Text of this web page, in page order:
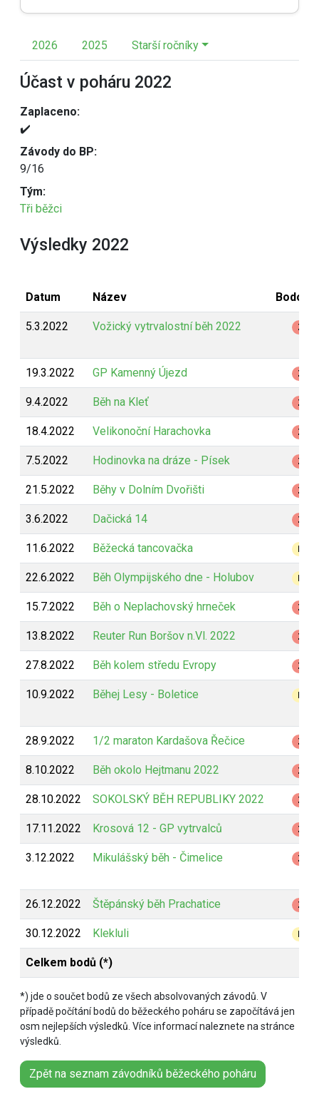
2026 2025 Starší ročníky
Účast v poháru 2022
Zaplaceno:
✔️
Závody do BP:
9/16
Tým:
Tři běžci
Výsledky 2022
Datum Název
5.3.2022 Vožický vytrvalostní běh 2022 Z
19.3.2022 GP Kamenný Újezd Z
9.4.2022 Běh na Kleť Z
18.4.2022 Velikonoční Harachovka Z
7.5.2022 Hodinovka na dráze - Písek Z
21.5.2022 Běhy v Dolním Dvořišti Z
3.6.2022 Dačická 14 Z
11.6.2022 Běžecká tancovačka
22.6.2022 Běh Olympijského dne - Holubov
15.7.2022 Běh o Neplachovský hrneček Z
13.8.2022 Reuter Run Boršov n.Vl. 2022 Z
27.8.2022 Běh kolem středu Evropy Z
10.9.2022 Běhej Lesy - Boletice
28.9.2022 1/2 maraton Kardašova Řečice Z
8.10.2022 Běh okolo Hejtmanu 2022 Z
28.10.2022 SOKOLSKÝ BĚH REPUBLIKY 2022 Z
17.11.2022 Krosová 12 - GP vytrvalců Z
3.12.2022 Mikulášský běh - Čimelice Z
26.12.2022 Štěpánský běh Prachatice Z
30.12.2022 Klekluli
Celkem bodů (*)
*) jde o součet bodů ze všech absolvovaných závodů. V
případě počítání bodů do běžeckého poháru se započítává jen
osm nejlepších výsledků. Více informací naleznete na stránce
výsledků.
Zpět na seznam závodníků běžeckého poháru